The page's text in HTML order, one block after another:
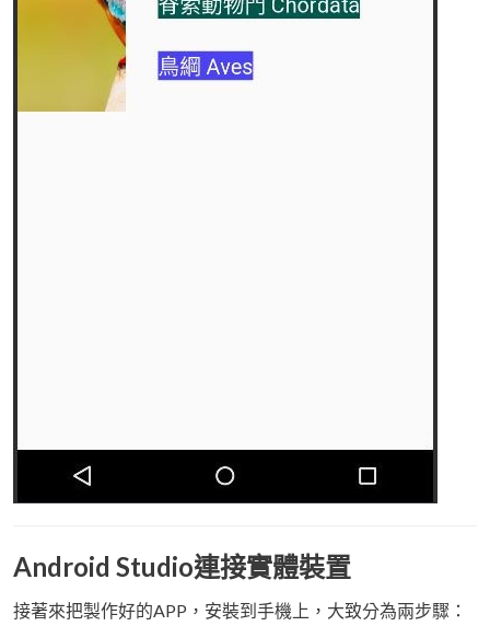
Android Studio連接實體裝置
接著來把製作好的APP，安裝到手機上，大致分為兩步驟：